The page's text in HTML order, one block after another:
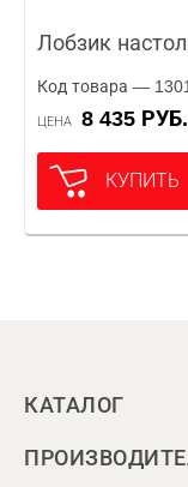
Лобзик
Код товара —
ЦЕНА 8 435 РУБ.
КУПИТЬ
КАТАЛОГ